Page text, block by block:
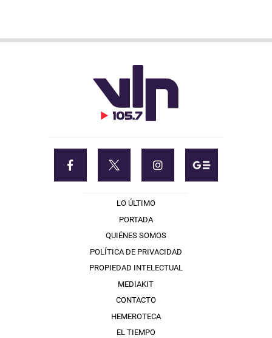
LO ÚLTIMO
PORTADA
QUIÉNES SOMOS
POLÍTICA DE PRIVACIDAD
PROPIEDAD INTELECTUAL
MEDIAKIT
CONTACTO
HEMEROTECA
EL TIEMPO